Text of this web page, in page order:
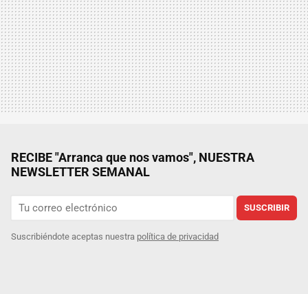
RECIBE "Arranca que nos vamos", NUESTRA
NEWSLETTER SEMANAL
SUSCRIBIR
Suscribiéndote aceptas nuestra política de privacidad